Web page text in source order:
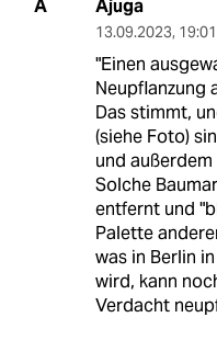
A Ajuga
13.09.2023,
"Einen
Neupflanzung
Das stimmt,
(siehe Foto)
und
Solche
entfernt und
Palette
was in Berlin
wird, kann
Verdacht